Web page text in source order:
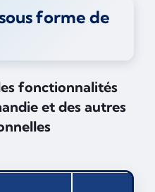
forme de
fonctionnalités
et des autres